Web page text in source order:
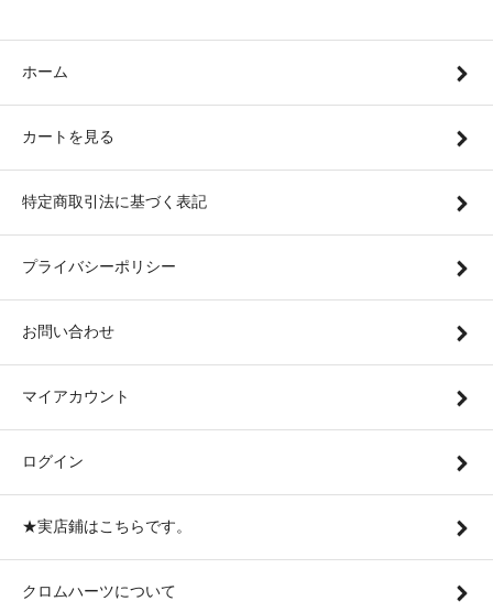
ホーム
カートを見る
特定商取引法に基づく表記
プライバシーポリシー
お問い合わせ
マイアカウント
ログイン
★実店鋪はこちらです。
クロムハーツについて